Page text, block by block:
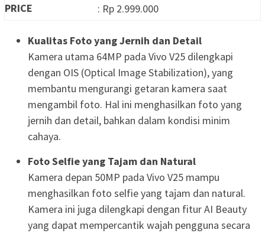
PRICE
: Rp 2.999.000
Kualitas Foto yang Jernih dan Detail
Kamera utama 64MP pada Vivo V25 dilengkapi
dengan OIS (Optical Image Stabilization), yang
membantu mengurangi getaran kamera saat
mengambil foto. Hal ini menghasilkan foto yang
jernih dan detail, bahkan dalam kondisi minim
cahaya.
Foto Selfie yang Tajam dan Natural
Kamera depan 50MP pada Vivo V25 mampu
menghasilkan foto selfie yang tajam dan natural.
Kamera ini juga dilengkapi dengan fitur AI Beauty
yang dapat mempercantik wajah pengguna secara